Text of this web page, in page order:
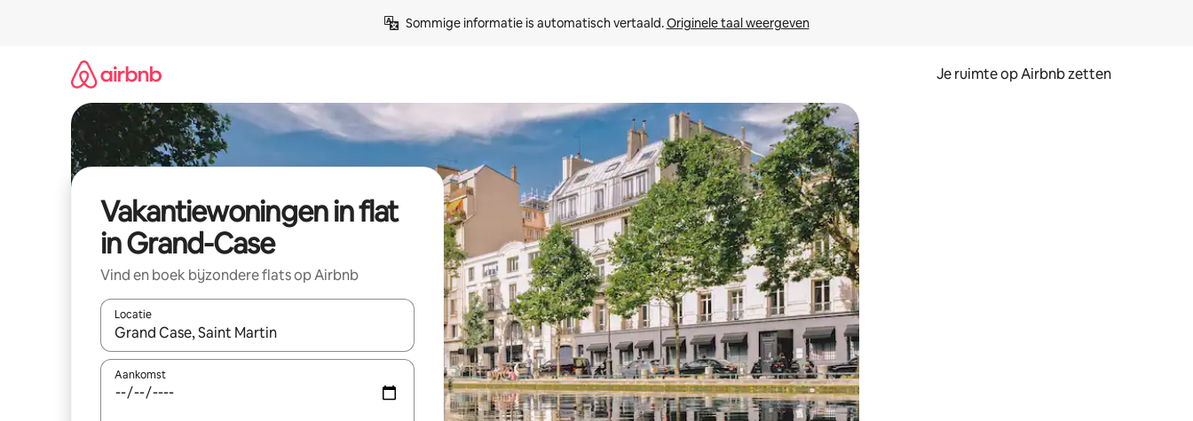
Sommige informatie is automatisch vertaald. Originele taal weergeven
Je ruimte op Airbnb zetten
Vakantiewoningen in flat
in Grand-Case
Vind en boek bijzondere flats op Airbnb
Locatie
Wanneer er suggesties beschikbaar zijn, maak je een keuze met je de pijltjestoetsen omhoog en omlaag, óf door te tikken of swipen.
Aankomst